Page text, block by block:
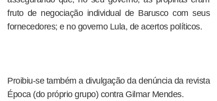
fruto de negociação individual de Barusco com seus
fornecedores; e no governo Lula, de acertos políticos.
Proibiu-se também a divulgação da denúncia da revista
Época (do próprio grupo) contra Gilmar Mendes.